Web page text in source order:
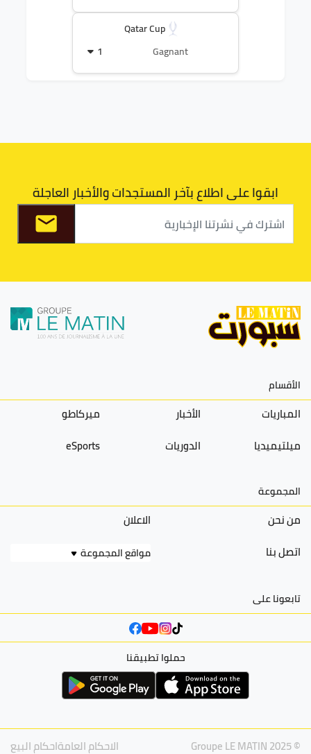
Qatar Cup
Gagnant
1
ابقوا على اطلاع بآخر المستجدات والأخبار العاجلة
الأقسام
المباريات الأخبار
ميركاطو
ميلتيميديا
الدوريات eSports
المجموعة
من نحن
الاعلان
اتصل بنا
مواقع المجموعة
تابعونا على
حملوا تطبيقنا
© Groupe LE MATIN 2025 الاحكام العامةاحكام البيع